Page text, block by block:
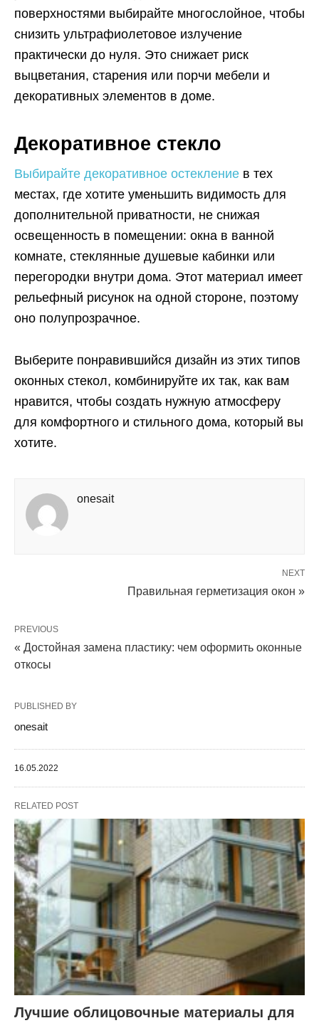
поверхностями выбирайте многослойное, чтобы
снизить ультрафиолетовое излучение
практически до нуля. Это снижает риск
выцветания, старения или порчи мебели и
декоративных элементов в доме.
Декоративное стекло
Выбирайте декоративное остекление в тех
местах, где хотите уменьшить видимость для
дополнительной приватности, не снижая
освещенность в помещении: окна в ванной
комнате, стеклянные душевые кабинки или
перегородки внутри дома. Этот материал имеет
рельефный рисунок на одной стороне, поэтому
оно полупрозрачное.
Выберите понравившийся дизайн из этих типов
оконных стекол, комбинируйте их так, как вам
нравится, чтобы создать нужную атмосферу
для комфортного и стильного дома, который вы
хотите.
onesait
NEXT
Правильная герметизация окон »
PREVIOUS
« Достойная замена пластику: чем оформить оконные
откосы
PUBLISHED BY
onesait
16.05.2022
RELATED POST
Лучшие облицовочные материалы для